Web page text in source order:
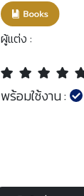
ผู้แต่ง :
พร้อมใช้งาน :